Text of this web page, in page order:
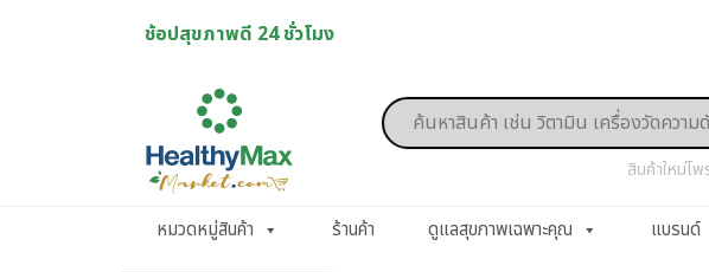
ช้อปสุขภาพดี 24 ชั่วโมง
Products
search
สินค้าใหม่โพ
หมวดหมู่สินค้า ร้านค้า ดูแลสุขภาพเฉพาะคุณ แบรนด์